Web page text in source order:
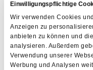
Einwilligungspflichtige
Wir verwenden Cookies
Anzeigen zu
anbieten zu können und
analysieren. Außerdem
Verwendung unserer
Werbung und Analysen